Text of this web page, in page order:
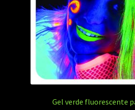
Gel verde fluorescente